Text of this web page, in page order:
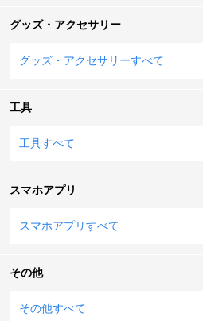
グッズ・アクセサリー
グッズ・アクセサリーすべて
工具
工具すべて
スマホアプリ
スマホアプリすべて
その他
その他すべて